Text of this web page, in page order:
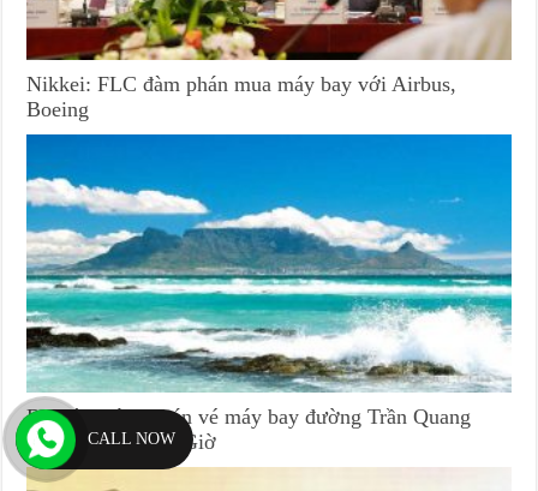
Nikkei: FLC đàm phán mua máy bay với Airbus,
Boeing
Đại lý (phòng) bán vé máy bay đường Trần Quang
Qườn huyện Cần Giờ
CALL NOW